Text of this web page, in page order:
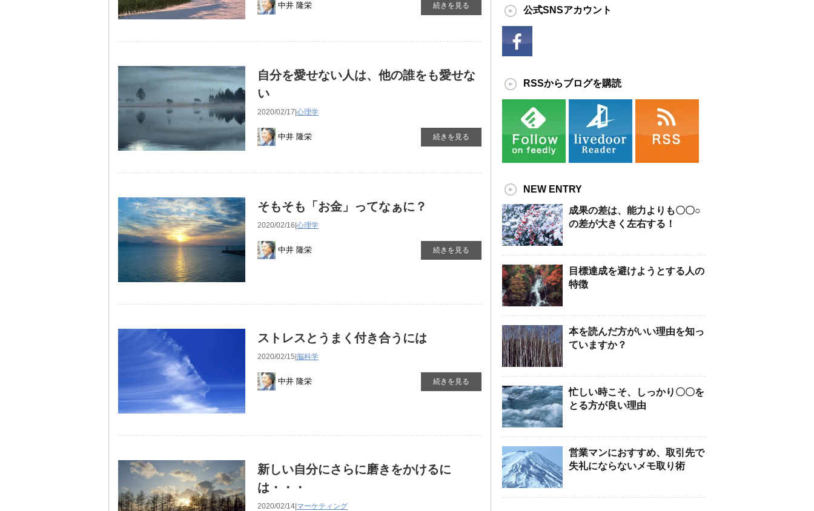
中井 隆栄 続きを見る
自分を愛せない人は、他の誰をも愛せな
い
2020/02/17| 心理学
中井 隆栄 続きを見る
そもそも「お金」ってなぁに？
2020/02/16| 心理学
中井 隆栄 続きを見る
ストレスとうまく付き合うには
2020/02/15| 脳科学
中井 隆栄 続きを見る
新しい自分にさらに磨きをかけるに
は・・・
2020/02/14| マーケティング
公式SNSアカウント
RSSからブログを購読
NEW ENTRY
成果の差は、能力よりも〇〇○
の差が大きく左右する！
目標達成を避けようとする人の
特徴
本を読んだ方がいい理由を知っ
ていますか？
忙しい時こそ、しっかり〇〇を
とる方が良い理由
営業マンにおすすめ、取引先で
失礼にならないメモ取り術